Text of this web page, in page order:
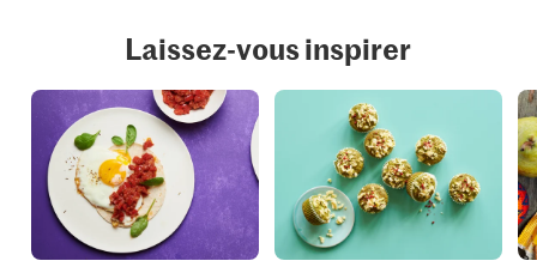
Laissez-vous inspirer